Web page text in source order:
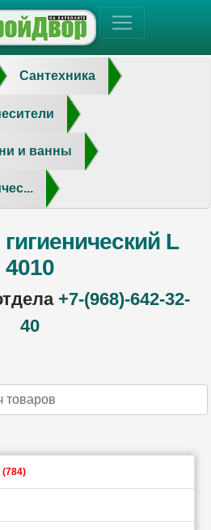
Сантехника
и ванны
L
4010
+7-(968)-642-32-
40
(784)